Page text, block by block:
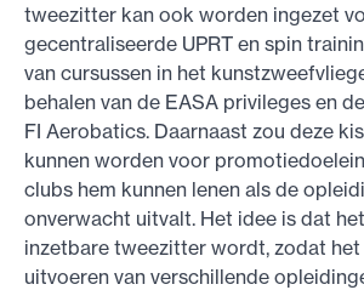
tweezitter kan ook worden ingezet
gecentraliseerde UPRT en spin
van cursussen in het
behalen van de EASA privileges en
FI Aerobatics. Daarnaast zou deze
kunnen worden voor
clubs hem kunnen lenen als de
onverwacht uitvalt. Het idee is dat
inzetbare tweezitter wordt, zodat het
uitvoeren van verschillende